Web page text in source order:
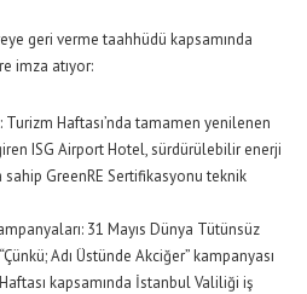
geri verme taahhüdü kapsamında
imza atıyor:
Turizm Haftası’nda tamamen yenilenen
ISG Airport Hotel, sürdürülebilir enerji
GreenRE Sertifikasyonu teknik
31 Mayıs Dünya Tütünsüz
Adı Üstünde Akciğer” kampanyası
kapsamında İstanbul Valiliği iş